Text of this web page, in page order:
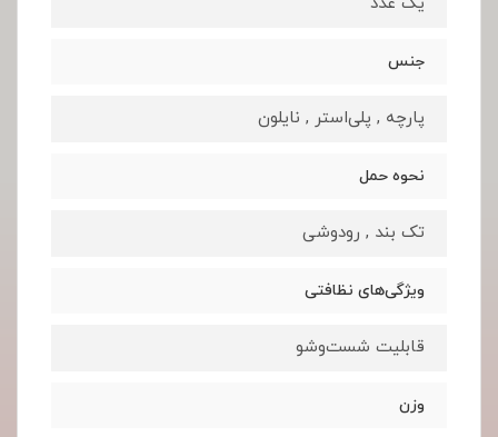
جنس
پارچه , پلی‌استر , نایلون
نحوه حمل
تک بند , رودوشی
ویژگی‌های نظافتی
قابلیت شست‌وشو
وزن